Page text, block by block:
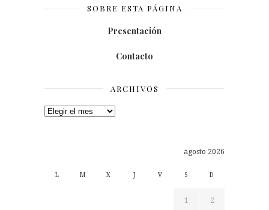
SOBRE ESTA PÁGINA
Presentación
Contacto
ARCHIVOS
Archivos
agosto 2026
L M X J V S D
1 2